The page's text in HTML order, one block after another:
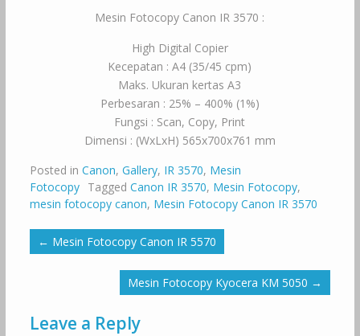
Mesin Fotocopy Canon IR 3570 :
High Digital Copier
Kecepatan : A4 (35/45 cpm)
Maks. Ukuran kertas A3
Perbesaran : 25% – 400% (1%)
Fungsi : Scan, Copy, Print
Dimensi : (WxLxH) 565x700x761 mm
Posted in Canon, Gallery, IR 3570, Mesin
Fotocopy Tagged Canon IR 3570, Mesin Fotocopy,
mesin fotocopy canon, Mesin Fotocopy Canon IR 3570
← Mesin Fotocopy Canon IR 5570
Mesin Fotocopy Kyocera KM 5050 →
Leave a Reply